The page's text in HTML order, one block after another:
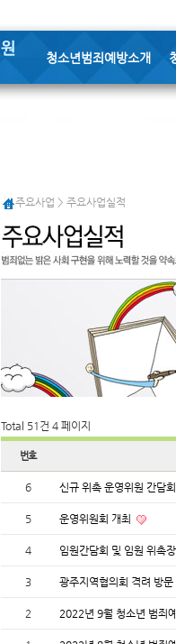
청소년범죄예방소개
주요사업 > 주요사업실적
Total 51건 4 페이지
번호
6 신규 위촉 운영위원 간담
5 운영위원회 개최
4 임원간담회 및 임원 위촉
3 광주지역협의회 격려 방문
2 2022년 9월 청소년 범죄